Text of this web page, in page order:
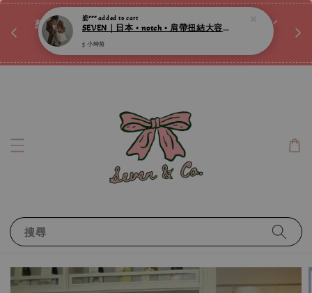
想訂製屬於自己的『水晶手鍊』嗎ꕀ♡ 私訊我們.ᐟ.ᐟ
📣Instagram 這邊按下去
搜尋
5 小時前